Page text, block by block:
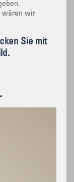
wären wir
Sie mit